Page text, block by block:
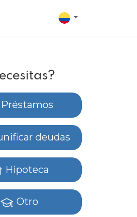
Préstamos
deudas
Hipoteca
Otro